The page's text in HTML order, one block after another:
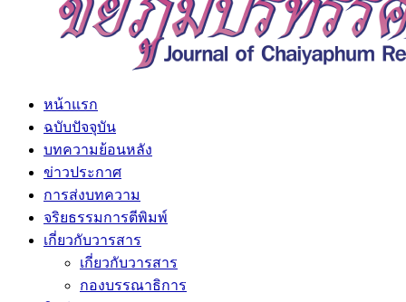
หน้าแรก
ฉบับปัจจุบัน
บทความย้อนหลัง
ข่าวประกาศ
การส่งบทความ
จริยธรรมการตีพิมพ์
เกี่ยวกับวารสาร
เกี่ยวกับวารสาร
กองบรรณาธิการ